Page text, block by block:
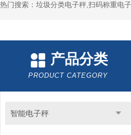
热门搜索：垃圾分类电子秤,扫码称重电
产品分类
PRODUCT CATEGORY
智能电子秤